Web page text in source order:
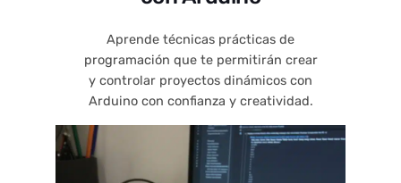
Aprende técnicas prácticas de
programación que te permitirán crear
y controlar proyectos dinámicos con
Arduino con confianza y creatividad.